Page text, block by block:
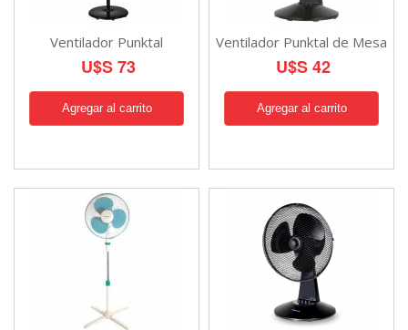
Ventilador Punktal
U$S 73
Ventilador Punktal de Mesa
U$S 42